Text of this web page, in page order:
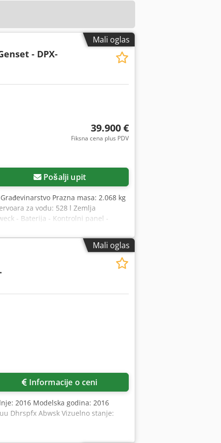
Mali oglas
- DPX-
39.900 €
Fiksna cena plus PDV
Pošalji upit
Prazna masa: 2.068 kg
za vodu: 528 l Zemlja
- Baterija - Kontrolni panel -
Mali oglas
Informacije o ceni
2016 Modelska godina: 2016
Dhrspfx Abwsk Vizuelno stanje: